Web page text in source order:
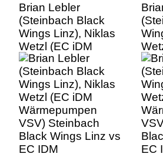
Brian Lebler
(Steinbach Black
Wings Linz), Niklas
Wetzl (EC iDM
Wärmepumpen
VSV) Steinbach
Black Wings Linz vs
EC IDM
Wärmepumpen
VSV, 2. Runde ICE
Eishockey Liga,
Linz AG Eisarena
EC